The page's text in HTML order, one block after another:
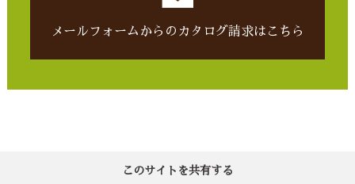
メールフォームからの カタログ請求はこちら
このサイトを共有する